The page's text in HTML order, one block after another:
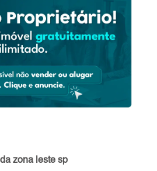
o imóvel: o proprietário pode
trocar a fechadura?
zona leste sp